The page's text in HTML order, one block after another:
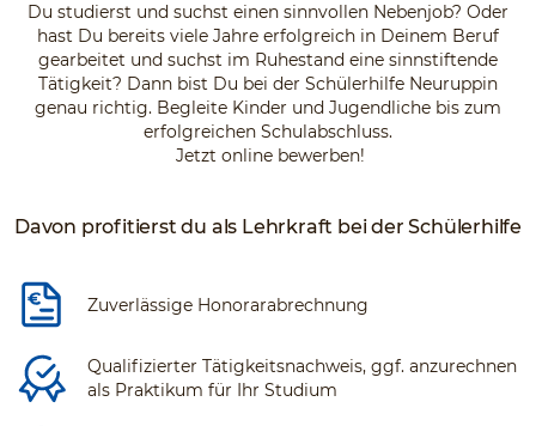
Du studierst und suchst einen sinnvollen Nebenjob? Oder
hast Du bereits viele Jahre erfolgreich in Deinem Beruf
gearbeitet und suchst im Ruhestand eine sinnstiftende
Tätigkeit? Dann bist Du bei der Schülerhilfe Neuruppin
genau richtig. Begleite Kinder und Jugendliche bis zum
erfolgreichen Schulabschluss.
Jetzt online bewerben!
Davon profitierst du als Lehrkraft bei der Schülerhilfe
Zuverlässige Honorarabrechnung
Qualifizierter Tätigkeitsnachweis, ggf. anzurechnen
als Praktikum für Ihr Studium